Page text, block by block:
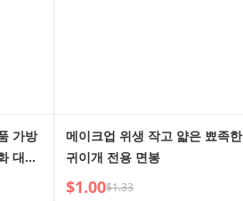
가방
대용
전 지
메이크업 위생 작고 얇은 뾰족한
귀이개 전용 면봉
$1.00$1.33